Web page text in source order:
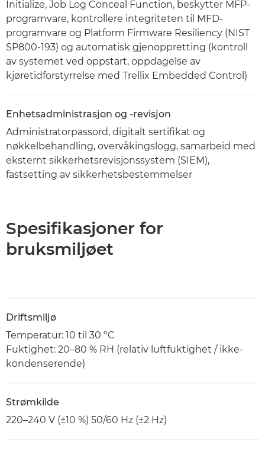
Initialize, Job Log Conceal Function, beskytter MFP-
programvare, kontrollere integriteten til MFD-
programvare og Platform Firmware Resiliency (NIST
SP800-193) og automatisk gjenoppretting (kontroll
av systemet ved oppstart, oppdagelse av
kjøretidforstyrrelse med Trellix Embedded Control)
Enhetsadministrasjon og -revisjon
Administratorpassord, digitalt sertifikat og
nøkkelbehandling, overvåkingslogg, samarbeid med
eksternt sikkerhetsrevisjonssystem (SIEM),
fastsetting av sikkerhetsbestemmelser
Spesifikasjoner for
bruksmiljøet
Driftsmiljø
Temperatur: 10 til 30 ºC
Fuktighet: 20–80 % RH (relativ luftfuktighet / ikke-
kondenserende)
Strømkilde
220–240 V (±10 %) 50/60 Hz (±2 Hz)